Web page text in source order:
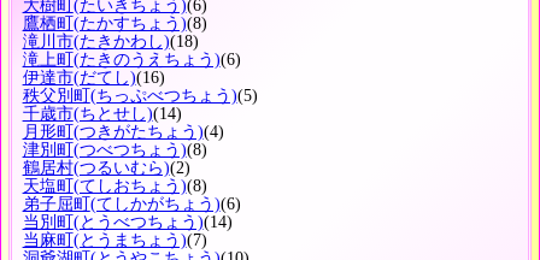
大樹町 (たいきちょう)(6)
鷹栖町 (たかすちょう)(8)
滝川市(たきかわし)(18)
滝上町 (たきのうえちょう)(6)
伊達市(だてし)(16)
秩父別町 (ちっぷべつちょう)(5)
千歳市(ちとせし)(14)
月形町 (つきがたちょう)(4)
津別町 (つべつちょう)(8)
鶴居村(つるいむら)(2)
天塩町 (てしおちょう)(8)
弟子屈町 (てしかがちょう)(6)
当別町 (とうべつちょう)(14)
当麻町 (とうまちょう)(7)